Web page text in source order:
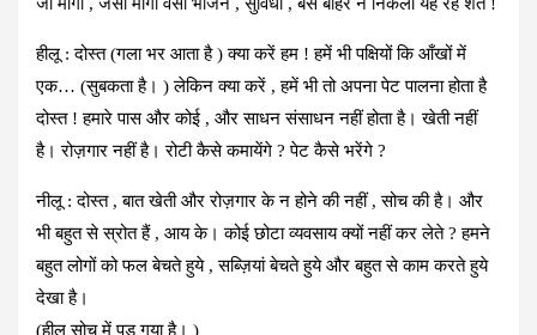
हीलू : दोस्त (गला भर आता है ) क्या करें हम ! हमें भी पक्षियों कि आँखों में
एक… (सुबकता है। ) लेकिन क्या करें , हमें भी तो अपना पेट पालना होता है
दोस्त ! हमारे पास और कोई , और साधन संसाधन नहीं होता है। खेती नहीं
है। रोज़गार नहीं है। रोटी कैसे कमायेंगे ? पेट कैसे भरेंगे ?
नीलू : दोस्त , बात खेती और रोज़गार के न होने की नहीं , सोच की है। और
भी बहुत से स्रोत हैं , आय के। कोई छोटा व्यवसाय क्यों नहीं कर लेते ? हमने
बहुत लोगों को फल बेचते हुये , सब्ज़ियां बेचते हुये और बहुत से काम करते हुये
देखा है।
(हीलू सोच में पड़ गया है। )